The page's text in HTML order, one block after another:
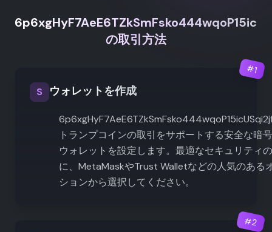
の取引方法
#1
S ウォレットを作成
トランプコインの取引をサポートする安全な暗
ウォレットを設定します。最適なセキュリティ
に、MetaMaskやTrust Walletなどの人気のある
ションから選択してください。
#2